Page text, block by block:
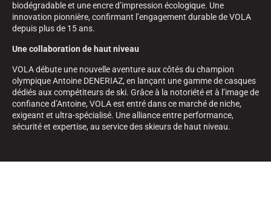
biodégradable et une encre d’impression écologique. Une
innovation pionnière, confirmant l’engagement durable de VOLA
depuis plus de 15 ans.
Une collaboration de haut niveau
VOLA débute une nouvelle aventure aux côtés du champion
olympique Antoine DENERIAZ, en lançant une gamme de casques
dédiés aux compétiteurs de ski. Grâce à la notoriété et à l’image de
confiance d’Antoine, VOLA est entré dans ce marché de niche,
exigeant et ultra-spécialisé. Une alliance entre performance,
sécurité et expertise, au service des skieurs de haut niveau.